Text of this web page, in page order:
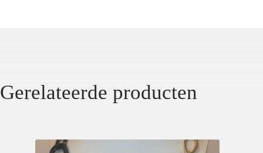
Gerelateerde producten